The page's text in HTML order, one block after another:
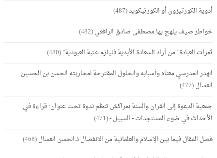
أدوية الكورتيزون أو الكورتيكويد(487)
خواطر صيف يلهج بها مصطفى صادق الرافعي(482)
ثمرات العبادة "من أراد السعادة الأبدية فليلزم عتبة العبودية"(480)
الهدر المدرسي معناه وأسبابه والحلول المقترحة لمحاربته الحسن بن الحسين
العسال(477)
جمعية الدعوة إلى القرآن والسنة بمراكش تنظم ندوة تحت عنوان: قراءة في
الأحداث في ضوء المستجدات - السبيل -(471)
فصل المقال فيما بين الإسلام والعلمانية من الانفصال ذ.الحسن العسال(468)